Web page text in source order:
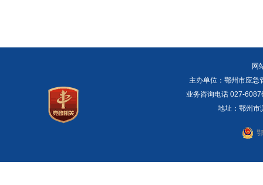
网
主办单位：鄂州市应
业务咨询电话 027-
地址：鄂州市